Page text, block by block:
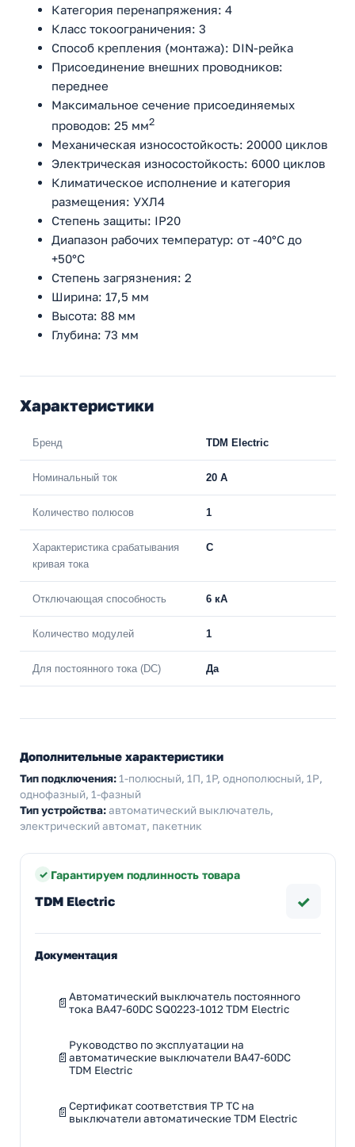
Категория перенапряжения: 4
Класс токоограничения: 3
Способ крепления (монтажа): DIN-рейка
Присоединение внешних проводников:
переднее
Максимальное сечение присоединяемых
проводов: 25 мм2
Механическая износостойкость: 20000 циклов
Электрическая износостойкость: 6000 циклов
Климатическое исполнение и категория
размещения: УХЛ4
Степень защиты: IP20
Диапазон рабочих температур: от -40°С до
+50°С
Степень загрязнения: 2
Ширина: 17,5 мм
Высота: 88 мм
Глубина: 73 мм
Характеристики
Бренд TDM Electric
Номинальный ток 20 A
Количество полюсов 1
Характеристика срабатывания
кривая тока
C
Отключающая способность 6 кА
Количество модулей 1
Для постоянного тока (DC) Да
Дополнительные характеристики
Тип подключения:1-полюсный, 1П, 1P, однополюсный, 1Р,
однофазный, 1-фазный
Тип устройства:автоматический выключатель,
электрический автомат, пакетник
Гарантируем подлинность товара
TDM Electric ✓
Документация
Автоматический выключатель постоянного
тока ВА47-60DC SQ0223-1012 TDM Electric
Руководство по эксплуатации на
автоматические выключатели ВА47-60DC
TDM Electric
Сертификат соответствия ТР ТС на
выключатели автоматические TDM Electric